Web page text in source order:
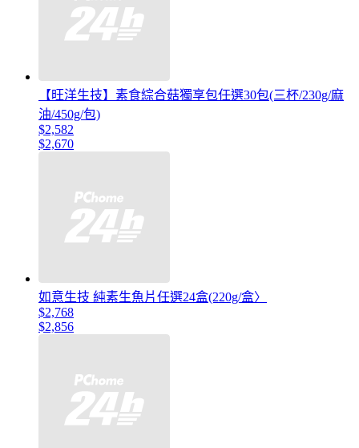
【旺洋生技】素食綜合菇獨享包任選30包(三杯/230g/麻
油/450g/包)
$2,582
$2,670
如意生技 純素生魚片任選24盒(220g/盒〉
$2,768
$2,856